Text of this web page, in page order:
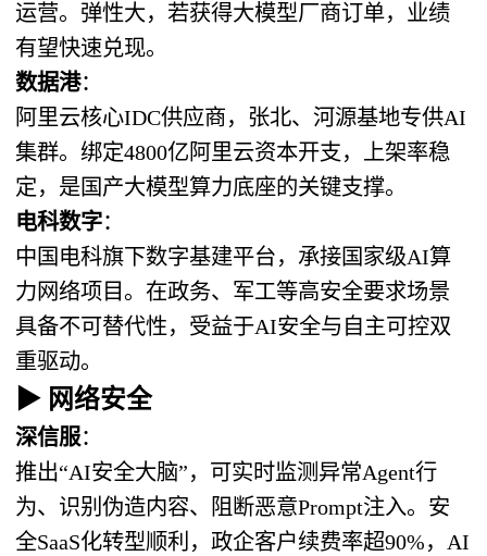
运营。弹性大，若获得大模型厂商订单，业绩
有望快速兑现。
数据港：
阿里云核心IDC供应商，张北、河源基地专供AI
集群。绑定4800亿阿里云资本开支，上架率稳
定，是国产大模型算力底座的关键支撑。
电科数字：
中国电科旗下数字基建平台，承接国家级AI算
力网络项目。在政务、军工等高安全要求场景
具备不可替代性，受益于AI安全与自主可控双
重驱动。
▶ 网络安全
深信服：
推出“AI安全大脑”，可实时监测异常Agent行
为、识别伪造内容、阻断恶意Prompt注入。安
全SaaS化转型顺利，政企客户续费率超90%，AI